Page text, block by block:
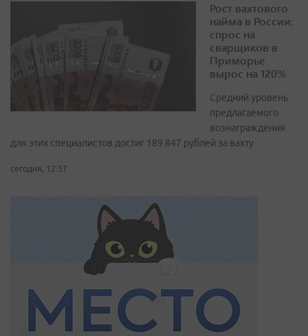
Рост вахтового
найма в России:
спрос на
сварщиков в
Приморье
вырос на 120%
Средний уровень
предлагаемого
вознаграждения
для этих специалистов достиг 189 847 рублей за вахту
сегодня, 12:37